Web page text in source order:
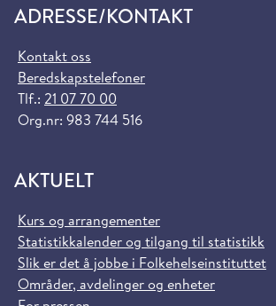
ADRESSE/KONTAKT
Kontakt oss
Beredskapstelefoner
Tlf.: 21 07 70 00
Org.nr: 983 744 516
AKTUELT
Kurs og arrangementer
Statistikkalender og tilgang til statistikk
Slik er det å jobbe i Folkehelseinstituttet
Områder, avdelinger og enheter